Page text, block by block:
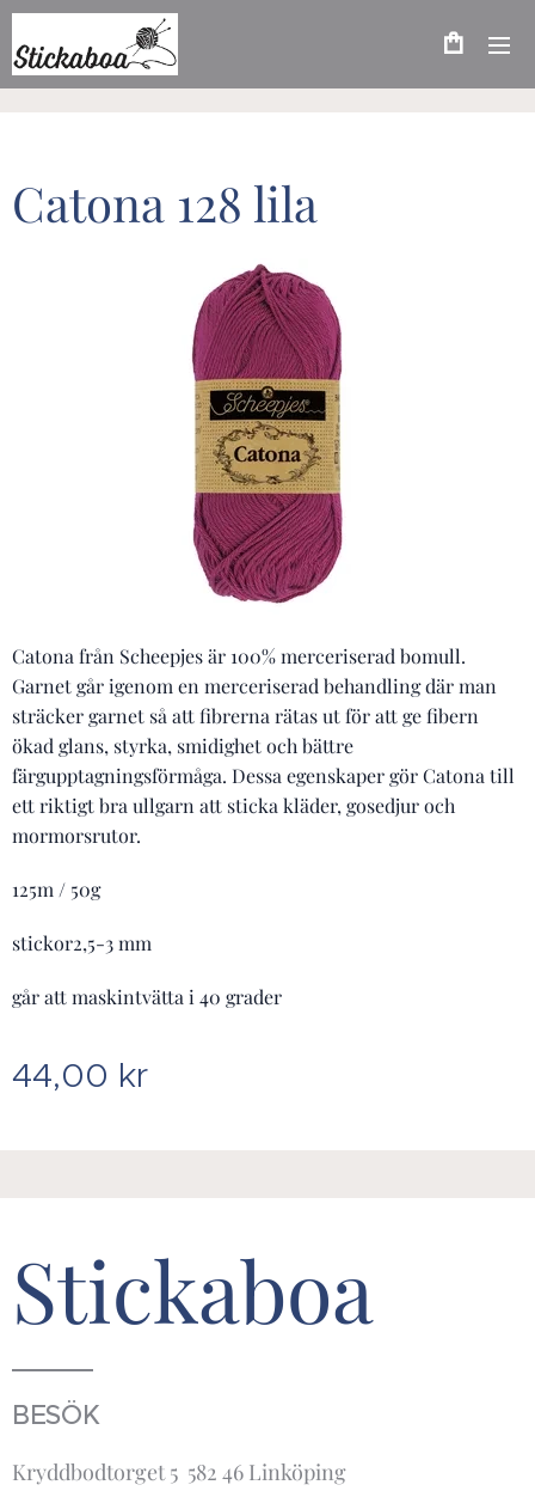
Catona 128 lila
Catona från Scheepjes är 100% merceriserad bomull.
Garnet går igenom en merceriserad behandling där man
sträcker garnet så att fibrerna rätas ut för att ge fibern
ökad glans, styrka, smidighet och bättre
färgupptagningsförmåga. Dessa egenskaper gör Catona till
ett riktigt bra ullgarn att sticka kläder, gosedjur och
mormorsrutor.
125m / 50g
stickor2,5-3 mm
går att maskintvätta i 40 grader
44,00 kr
Stickaboa
BESÖK
Kryddbodtorget 5 582 46 Linköping